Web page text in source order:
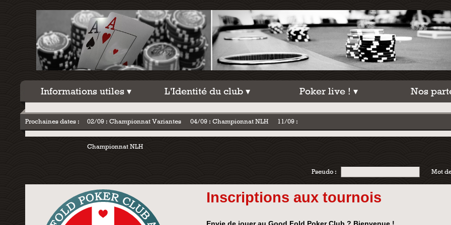
Informations utiles
Informations utiles ▾ L'Identité du club
L'Identité du club ▾ Poker live !
Poker live ! ▾ Nos
Nos
Prochaines dates : 02/09 : Championnat Variantes 04/09 : Championnat NLH 11/09 :
Championnat NLH
Pseudo : Mot
Inscriptions aux tournois